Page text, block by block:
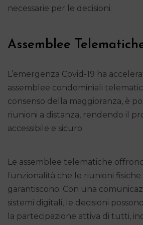
necessarie per le decisioni.
Assemblee
L’emergenza Covid-19 ha
assemblee condominiali
consenso della maggioranza, è
riunioni a distanza, rendendo il
accessibile e sicuro.
Le assemblee telematiche
funzionalità che le riunioni
garantiscono. Con una
sistemi digitali, le decisioni
la partecipazione attiva di tutti,